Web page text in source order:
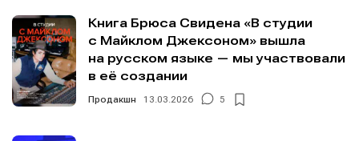
Книга Брюса Свидена «В студии
с Майклом Джексоном» вышла
на русском языке — мы участвовали
в её создании
Продакшн 13.03.2026 5